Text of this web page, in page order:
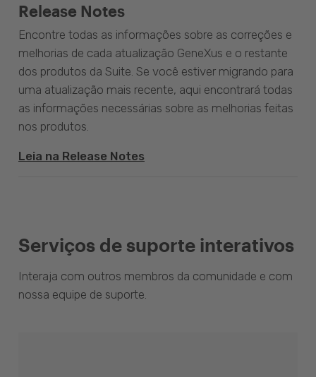
Release Notes
Encontre todas as informações sobre as correções e
melhorias de cada atualização GeneXus e o restante
dos produtos da Suite. Se você estiver migrando para
uma atualização mais recente, aqui encontrará todas
as informações necessárias sobre as melhorias feitas
nos produtos.
Leia na Release Notes
Serviços de suporte interativos
Interaja com outros membros da comunidade e com
nossa equipe de suporte.